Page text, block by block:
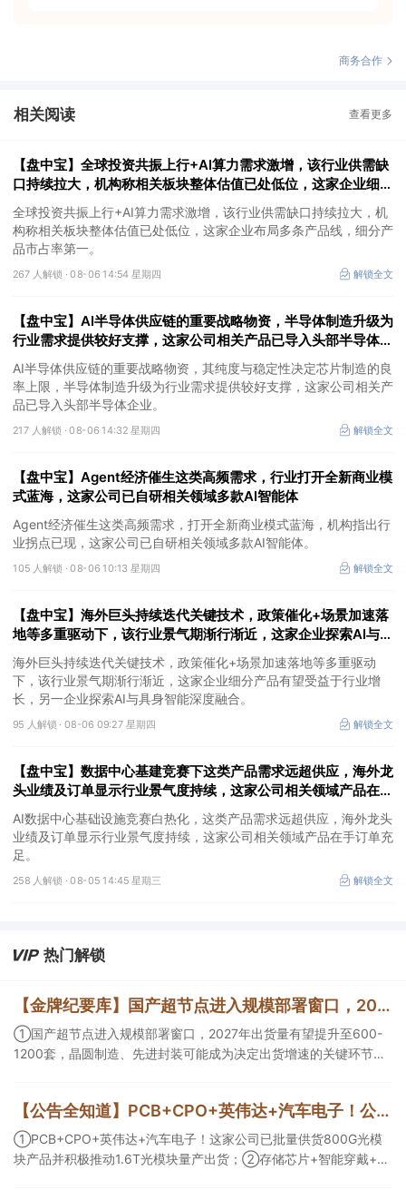
商务合作
相关阅读 查看更多
【盘中宝】全球投资共振上行+AI算力需求激增，该行业供需缺
口持续拉大，机构称相关板块整体估值已处低位，这家企业细分
产品市占率第一
全球投资共振上行+AI算力需求激增，该行业供需缺口持续拉大，机
构称相关板块整体估值已处低位，这家企业布局多条产品线，细分产
品市占率第一。
267 人解锁 ·08-06 14:54 星期四 解锁全文
【盘中宝】AI半导体供应链的重要战略物资，半导体制造升级为
行业需求提供较好支撑，这家公司相关产品已导入头部半导体企
AI半导体供应链的重要战略物资，其纯度与稳定性决定芯片制造的良
率上限，半导体制造升级为行业需求提供较好支撑，这家公司相关产
品已导入头部半导体企业。
217 人解锁 ·08-06 14:32 星期四 解锁全文
【盘中宝】Agent经济催生这类高频需求，行业打开全新商业模
式蓝海，这家公司已自研相关领域多款AI智能体
Agent经济催生这类高频需求，打开全新商业模式蓝海，机构指出行
业拐点已现，这家公司已自研相关领域多款AI智能体。
105 人解锁 ·08-06 10:13 星期四 解锁全文
【盘中宝】海外巨头持续迭代关键技术，政策催化+场景加速落
地等多重驱动下，该行业景气期渐行渐近，这家企业探索AI与具
身智能深度融合
海外巨头持续迭代关键技术，政策催化+场景加速落地等多重驱动
下，该行业景气期渐行渐近，这家企业细分产品有望受益于行业增
长，另一企业探索AI与具身智能深度融合。
95 人解锁 · 08-06 09:27 星期四 解锁全文
【盘中宝】数据中心基建竞赛下这类产品需求远超供应，海外龙
头业绩及订单显示行业景气度持续，这家公司相关领域产品在手
订单充足
AI数据中心基础设施竞赛白热化，这类产品需求远超供应，海外龙头
业绩及订单显示行业景气度持续，这家公司相关领域产品在手订单充
足。
258 人解锁 ·08-05 14:45 星期三 解锁全文
热门解锁
【金牌纪要库】国产超节点进入规模部署窗口，2027年出货量有望提升至600-1200套，晶圆制造、先进封装可能成为决定出货增速的关键环节
①国产超节点进入规模部署窗口，2027年出货量有望提升至600-
1200套，晶圆制造、先进封装可能成为决定出货增速的关键环节；
换芯片已经由送样验证逐步进入小批量应用，中低速率产品替代有
望加快，400G、800G产品正进入认证和导入阶段。
【公告全知道】PCB+CPO+英伟达+汽车电子！公司已批量供货800G光模块
①PCB+CPO+英伟达+汽车电子！这家公司已批量供货800G光模
块产品并积极推动1.6T光模块量产出货；②存储芯片+智能穿戴+华